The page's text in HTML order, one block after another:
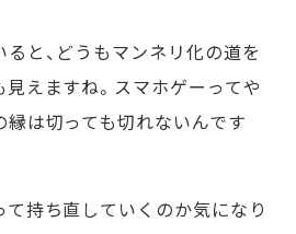
と、どうもマンネリ化の道を
えますね。スマホゲーってや
は切っても切れないんです
持ち直していくのか気になり